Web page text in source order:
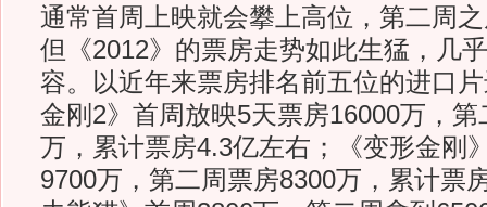
通常首周上映就会攀上高位，第二周
但《2012》的票房走势如此生猛，几
容。以近年来票房排名前五位的进口
金刚2》首周放映5天票房16000万，第
万，累计票房4.3亿左右；《变形金刚
9700万，第二周票房8300万，累计票